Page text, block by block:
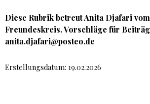
Diese Rubrik betreut Anita Djafari
Freundeskreis. Vorschläge für
anita.djafari@posteo.de
Erstellungsdatum: 19.02.2026